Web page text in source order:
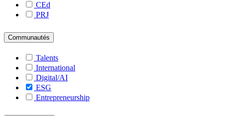
CEd
PRJ
Communautés
Talents
International
Digital/AI
ESG
Entrepreneurship